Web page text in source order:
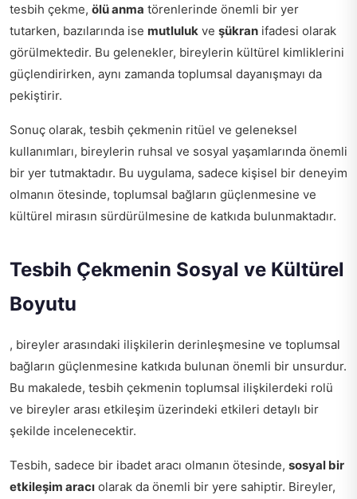
tesbih çekme, ölü anma törenlerinde önemli bir yer
tutarken, bazılarında ise mutluluk ve şükran ifadesi olarak
görülmektedir. Bu gelenekler, bireylerin kültürel kimliklerini
güçlendirirken, aynı zamanda toplumsal dayanışmayı da
pekiştirir.
Sonuç olarak, tesbih çekmenin ritüel ve geleneksel
kullanımları, bireylerin ruhsal ve sosyal yaşamlarında önemli
bir yer tutmaktadır. Bu uygulama, sadece kişisel bir deneyim
olmanın ötesinde, toplumsal bağların güçlenmesine ve
kültürel mirasın sürdürülmesine de katkıda bulunmaktadır.
Tesbih Çekmenin Sosyal ve Kültürel
Boyutu
, bireyler arasındaki ilişkilerin derinleşmesine ve toplumsal
bağların güçlenmesine katkıda bulunan önemli bir unsurdur.
Bu makalede, tesbih çekmenin toplumsal ilişkilerdeki rolü
ve bireyler arası etkileşim üzerindeki etkileri detaylı bir
şekilde incelenecektir.
Tesbih, sadece bir ibadet aracı olmanın ötesinde, sosyal bir
etkileşim aracı olarak da önemli bir yere sahiptir. Bireyler,